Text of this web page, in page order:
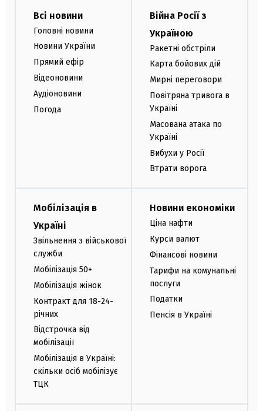
Всі новини
Головні новини
Новини України
Прямий ефір
Відеоновини
Аудіоновини
Погода
Війна Росії з
Україною
Ракетні обстріли
Карта бойових дій
Мирні переговори
Повітряна тривога в
Україні
Масована атака по
Україні
Вибухи у Росії
Втрати ворога
Мобілізація в
Україні
Звільнення з військової
служби
Мобілізація 50+
Мобілізація жінок
Контракт для 18-24-
річних
Відстрочка від
мобілізації
Мобілізація в Україні:
скільки осіб мобілізує
ТЦК
Новини економіки
Ціна нафти
Курси валют
Фінансові новини
Тарифи на комунальні
послуги
Податки
Пенсія в Україні